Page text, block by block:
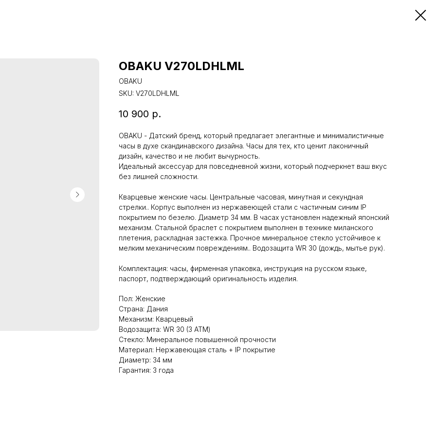
OBAKU V270LDHLML
OBAKU
SKU: V270LDHLML
10 900 р.
OBAKU - Датский бренд, который предлагает элегантные и минималистичные
часы в духе скандинавского дизайна. Часы для тех, кто ценит лаконичный
дизайн, качество и не любит вычурность.
Идеальный аксессуар для повседневной жизни, который подчеркнет ваш вкус
без лишней сложности.
Кварцевые женские часы. Центральные часовая, минутная и секундная
стрелки.. Корпус выполнен из нержавеющей стали с частичным синим IP
покрытием по безелю. Диаметр 34 мм. В часах установлен надежный японский
механизм. Стальной браслет с покрытием выполнен в технике миланского
плетения, раскладная застежка. Прочное минеральное стекло устойчивое к
мелким механическим повреждениям.. Водозащита WR 30 (дождь, мытье рук).
Комплектация: часы, фирменная упаковка, инструкция на русском языке,
паспорт, подтверждающий оригинальность изделия.
Пол: Женские
Страна: Дания
Механизм: Кварцевый
Водозащита: WR 30 (3 АТМ)
Стекло: Минеральное повышенной прочности
Материал: Нержавеющая сталь + IP покрытие
Диаметр: 34 мм
Гарантия: 3 года